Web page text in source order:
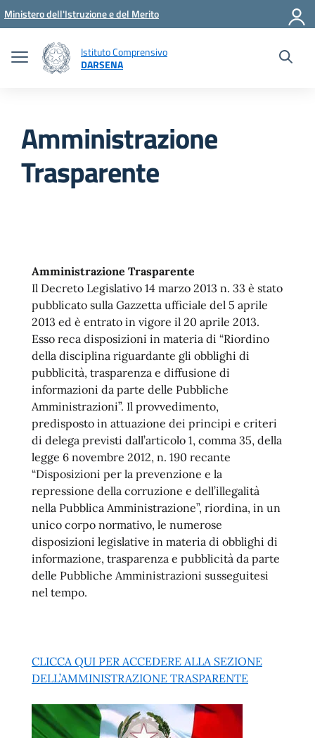
Vai ai contenuti
Vai al menu di navigazione
Vai al footer
Ministero dell'Istruzione e del Merito
Istituto Comprensivo
DARSENA
Amministrazione
Trasparente
Amministrazione Trasparente
Il Decreto Legislativo 14 marzo 2013 n. 33 è stato
pubblicato sulla Gazzetta ufficiale del 5 aprile
2013 ed è entrato in vigore il 20 aprile 2013.
Esso reca disposizioni in materia di “Riordino
della disciplina riguardante gli obblighi di
pubblicità, trasparenza e diffusione di
informazioni da parte delle Pubbliche
Amministrazioni”. Il provvedimento,
predisposto in attuazione dei principi e criteri
di delega previsti dall’articolo 1, comma 35, della
legge 6 novembre 2012, n. 190 recante
“Disposizioni per la prevenzione e la
repressione della corruzione e dell’illegalità
nella Pubblica Amministrazione”, riordina, in un
unico corpo normativo, le numerose
disposizioni legislative in materia di obblighi di
informazione, trasparenza e pubblicità da parte
delle Pubbliche Amministrazioni susseguitesi
nel tempo.
CLICCA QUI PER ACCEDERE ALLA SEZIONE
DELL’AMMINISTRAZIONE TRASPARENTE